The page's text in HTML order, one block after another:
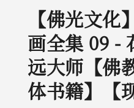
【佛光文化
画全集 09 -
远大师【佛
体书籍】【